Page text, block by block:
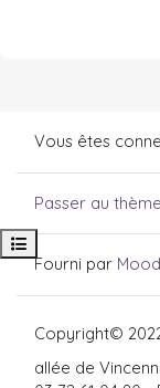
Ouvrir l’index du
Vous êtes
Passer au
Fourni par
Copyright©
allée de